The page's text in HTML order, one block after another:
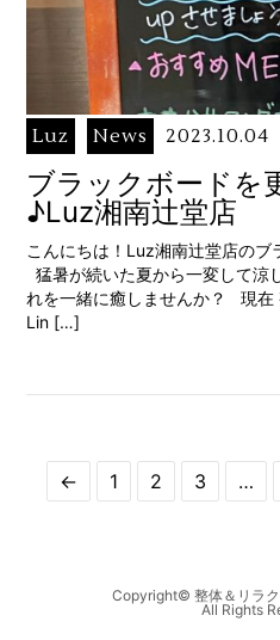
Luz News 2023.10.04
ブラックボードを
♪Luz湘南辻堂店
こんにちは！Luz湘南辻堂店のブ
猛暑が続いた夏から一変して涼
れを一緒に癒しませんか？ 現在
Lin […]
← 1 2 3 …
Copyright© 整体＆リラ
All Rights